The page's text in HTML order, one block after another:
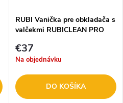
RUBI Vanička pre obkladača s
valčekmi RUBICLEAN PRO
€37
Na objednávku
DO KOŠÍKA